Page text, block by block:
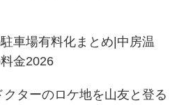
車場有料化まとめ|中房温
金2026
ターのロケ地を山友と登る